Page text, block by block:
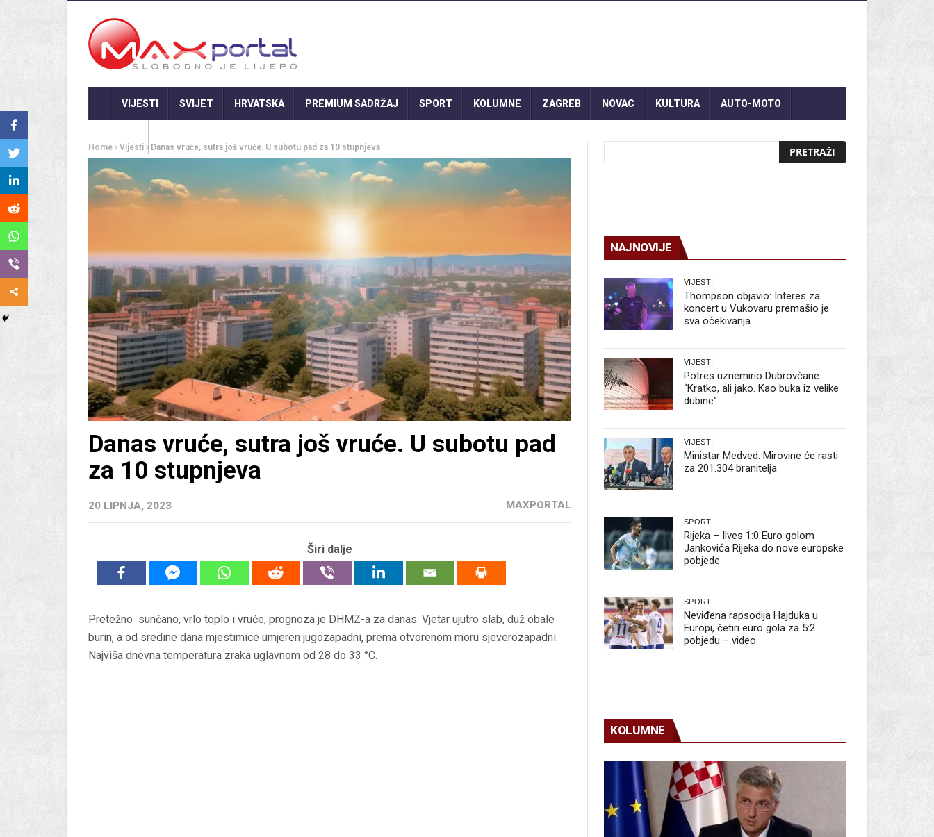
VIJESTI SVIJET HRVATSKA PREMIUM SADRŽAJ SPORT KOLUMNE ZAGREB NOVAC KULTURA AUTO-MOTO
Home Vijesti Danas vruće, sutra još vruće. U subotu pad za 10 stupnjeva
Danas vruće, sutra još vruće. U subotu pad
za 10 stupnjeva
20 LIPNJA, 2023 MAXPORTAL
Širi dalje
Pretežno sunčano, vrlo toplo i vruće, prognoza je DHMZ-a za danas. Vjetar ujutro slab, duž obale
burin, a od sredine dana mjestimice umjeren jugozapadni, prema otvorenom moru sjeverozapadni.
Najviša dnevna temperatura zraka uglavnom od 28 do 33 °C.
NAJNOVIJE
VIJESTI
Thompson objavio: Interes za
koncert u Vukovaru premašio je
sva očekivanja
VIJESTI
Potres uznemirio Dubrovčane:
“Kratko, ali jako. Kao buka iz velike
dubine”
VIJESTI
Ministar Medved: Mirovine će rasti
za 201.304 branitelja
SPORT
Rijeka – Ilves 1:0 Euro golom
Jankovića Rijeka do nove europske
pobjede
SPORT
Neviđena rapsodija Hajduka u
Europi, četiri euro gola za 5:2
pobjedu – video
KOLUMNE